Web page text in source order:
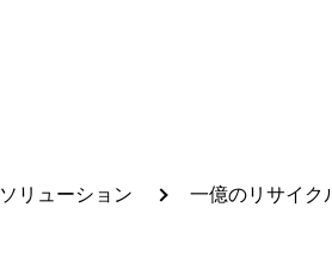
ソリューション 一億のリサイク